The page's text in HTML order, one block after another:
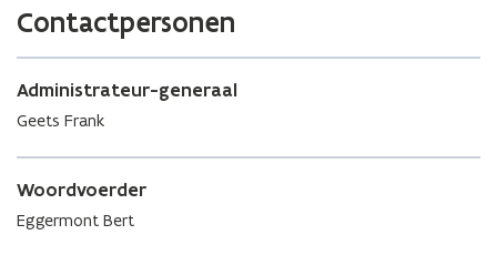
n
i
e
u
v
e
s
t
Contactpersonen
Administrateur-generaal
Geets Frank
Woordvoerder
Eggermont Bert